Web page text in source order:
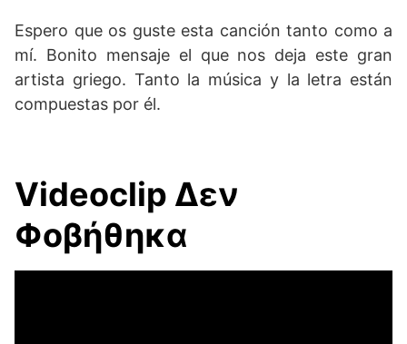
Espero que os guste esta canción tanto como a
mí. Bonito mensaje el que nos deja este gran
artista griego. Tanto la música y la letra están
compuestas por él.
Videoclip Δεν
Φοβήθηκα